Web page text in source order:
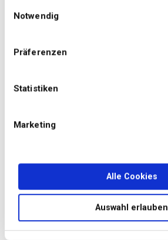
Notwendig
Präferenzen
Statistiken
Marketing
Alle Cookies
Auswahl erlauben
Rheinfelden.